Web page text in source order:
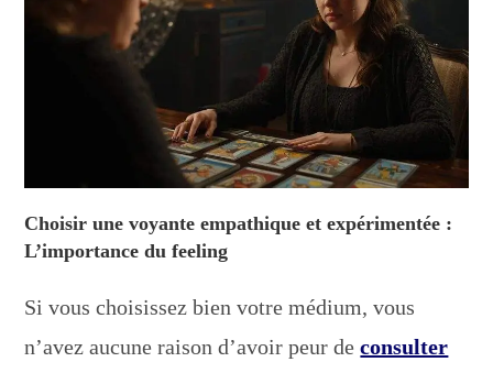
Choisir une voyante empathique et expérimentée :
L’importance du feeling
Si vous choisissez bien votre médium, vous
n’avez aucune raison d’avoir peur deconsulter